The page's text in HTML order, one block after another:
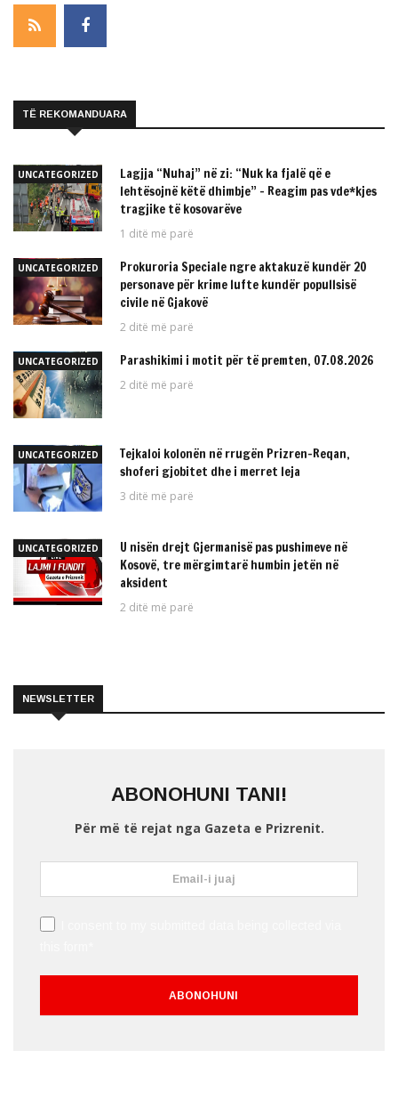
TË REKOMANDUARA
UNCATEGORIZED
Lagjja “Nuhaj” në zi: “Nuk ka fjalë që e
lehtësojnë këtë dhimbje” – Reagim pas vde*kjes
tragjike të kosovarëve
1 ditë më parë
UNCATEGORIZED
Prokuroria Speciale ngre aktakuzë kundër 20
personave për krime lufte kundër popullsisë
civile në Gjakovë
2 ditë më parë
UNCATEGORIZED Parashikimi i motit për të premten, 07.08.2026
2 ditë më parë
UNCATEGORIZED
Tejkaloi kolonën në rrugën Prizren-Reqan,
shoferi gjobitet dhe i merret leja
3 ditë më parë
UNCATEGORIZED
U nisën drejt Gjermanisë pas pushimeve në
Kosovë, tre mërgimtarë humbin jetën në
aksident
2 ditë më parë
NEWSLETTER
ABONOHUNI TANI!
Për më të rejat nga Gazeta e Prizrenit.